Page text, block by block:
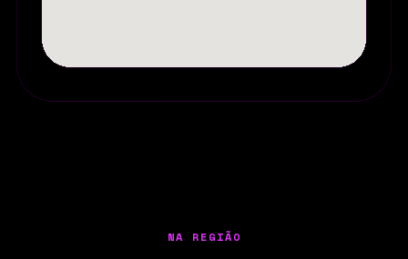
NA REGIÃO